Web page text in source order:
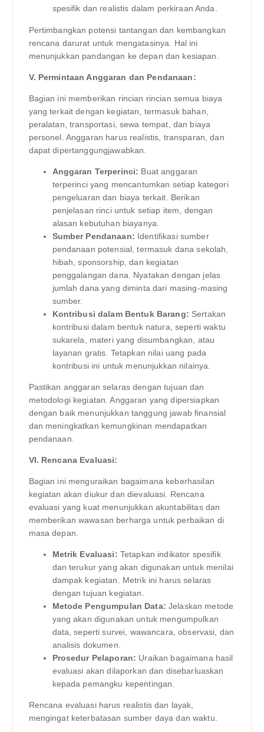
spesifik dan realistis dalam perkiraan Anda.
Pertimbangkan potensi tantangan dan kembangkan
rencana darurat untuk mengatasinya. Hal ini
menunjukkan pandangan ke depan dan kesiapan.
V. Permintaan Anggaran dan Pendanaan:
Bagian ini memberikan rincian rincian semua biaya
yang terkait dengan kegiatan, termasuk bahan,
peralatan, transportasi, sewa tempat, dan biaya
personel. Anggaran harus realistis, transparan, dan
dapat dipertanggungjawabkan.
Anggaran Terperinci: Buat anggaran
terperinci yang mencantumkan setiap kategori
pengeluaran dan biaya terkait. Berikan
penjelasan rinci untuk setiap item, dengan
alasan kebutuhan biayanya.
Sumber Pendanaan: Identifikasi sumber
pendanaan potensial, termasuk dana sekolah,
hibah, sponsorship, dan kegiatan
penggalangan dana. Nyatakan dengan jelas
jumlah dana yang diminta dari masing-masing
sumber.
Kontribusi dalam Bentuk Barang: Sertakan
kontribusi dalam bentuk natura, seperti waktu
sukarela, materi yang disumbangkan, atau
layanan gratis. Tetapkan nilai uang pada
kontribusi ini untuk menunjukkan nilainya.
Pastikan anggaran selaras dengan tujuan dan
metodologi kegiatan. Anggaran yang dipersiapkan
dengan baik menunjukkan tanggung jawab finansial
dan meningkatkan kemungkinan mendapatkan
pendanaan.
VI. Rencana Evaluasi:
Bagian ini menguraikan bagaimana keberhasilan
kegiatan akan diukur dan dievaluasi. Rencana
evaluasi yang kuat menunjukkan akuntabilitas dan
memberikan wawasan berharga untuk perbaikan di
masa depan.
Metrik Evaluasi: Tetapkan indikator spesifik
dan terukur yang akan digunakan untuk menilai
dampak kegiatan. Metrik ini harus selaras
dengan tujuan kegiatan.
Metode Pengumpulan Data: Jelaskan metode
yang akan digunakan untuk mengumpulkan
data, seperti survei, wawancara, observasi, dan
analisis dokumen.
Prosedur Pelaporan: Uraikan bagaimana hasil
evaluasi akan dilaporkan dan disebarluaskan
kepada pemangku kepentingan.
Rencana evaluasi harus realistis dan layak,
mengingat keterbatasan sumber daya dan waktu.